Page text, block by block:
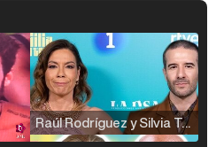
Raúl Rodríguez y Silvia Taulés nos cuentan su papel en 'La familia de la tele'